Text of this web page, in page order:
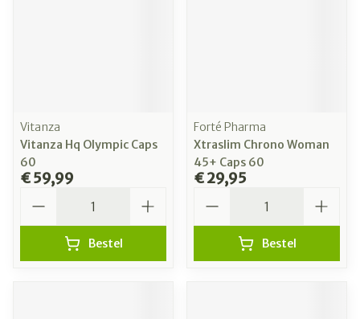
Vitanza
Vitanza Hq Olympic Caps
60
€ 59,99
Bestel
Forté Pharma
Xtraslim Chrono Woman
45+ Caps 60
€ 29,95
Bestel